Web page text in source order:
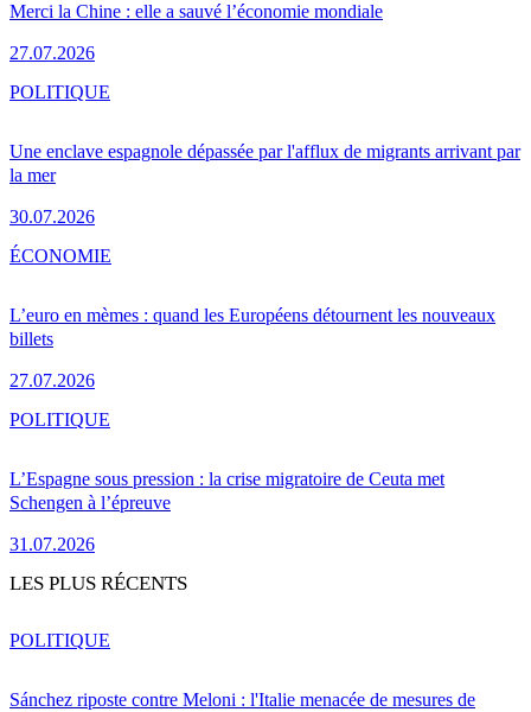
Merci la Chine : elle a sauvé l’économie mondiale
27.07.2026
Une enclave espagnole dépassée par l'afflux de migrants arrivant par
la mer
30.07.2026
POLITIQUE
L’euro en mèmes : quand les Européens détournent les nouveaux
billets
27.07.2026
ÉCONOMIE
L’Espagne sous pression : la crise migratoire de Ceuta met
Schengen à l’épreuve
31.07.2026
POLITIQUE
LES PLUS RÉCENTS
Sánchez riposte contre Meloni : l'Italie menacée de mesures de
POLITIQUE